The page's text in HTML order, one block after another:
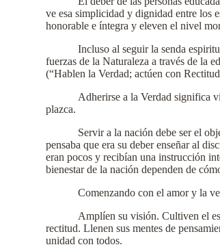
ve esa simplicidad y dignidad entre los
honorable e íntegra y eleven el nivel
Incluso al seguir la senda
fuerzas de la Naturaleza a través de la
(“Hablen la Verdad; actúen con
Adherirse a la Verdad significa
plazca.
Servir a la nación debe ser el
pensaba que era su deber enseñar al
eran pocos y recibían una instrucción
bienestar de la nación dependen de
Comenzando con el amor y la
Amplíen su visión. Cultiven el
rectitud. Llenen sus mentes de
unidad con todos.